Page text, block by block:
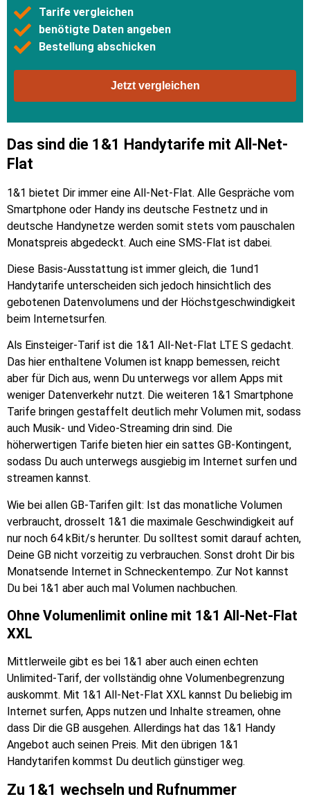
Tarife vergleichen
benötigte Daten angeben
Bestellung abschicken
Jetzt vergleichen
Das sind die 1&1 Handytarife mit All-Net-
Flat
1&1 bietet Dir immer eine All-Net-Flat. Alle Gespräche vom
Smartphone oder Handy ins deutsche Festnetz und in
deutsche Handynetze werden somit stets vom pauschalen
Monatspreis abgedeckt. Auch eine SMS-Flat ist dabei.
Diese Basis-Ausstattung ist immer gleich, die 1und1
Handytarife unterscheiden sich jedoch hinsichtlich des
gebotenen Datenvolumens und der Höchstgeschwindigkeit
beim Internetsurfen.
Als Einsteiger-Tarif ist die 1&1 All-Net-Flat LTE S gedacht.
Das hier enthaltene Volumen ist knapp bemessen, reicht
aber für Dich aus, wenn Du unterwegs vor allem Apps mit
weniger Datenverkehr nutzt. Die weiteren 1&1 Smartphone
Tarife bringen gestaffelt deutlich mehr Volumen mit, sodass
auch Musik- und Video-Streaming drin sind. Die
höherwertigen Tarife bieten hier ein sattes GB-Kontingent,
sodass Du auch unterwegs ausgiebig im Internet surfen und
streamen kannst.
Wie bei allen GB-Tarifen gilt: Ist das monatliche Volumen
verbraucht, drosselt 1&1 die maximale Geschwindigkeit auf
nur noch 64 kBit/s herunter. Du solltest somit darauf achten,
Deine GB nicht vorzeitig zu verbrauchen. Sonst droht Dir bis
Monatsende Internet in Schneckentempo. Zur Not kannst
Du bei 1&1 aber auch mal Volumen nachbuchen.
Ohne Volumenlimit online mit 1&1 All-Net-Flat
XXL
Mittlerweile gibt es bei 1&1 aber auch einen echten
Unlimited-Tarif, der vollständig ohne Volumenbegrenzung
auskommt. Mit 1&1 All-Net-Flat XXL kannst Du beliebig im
Internet surfen, Apps nutzen und Inhalte streamen, ohne
dass Dir die GB ausgehen. Allerdings hat das 1&1 Handy
Angebot auch seinen Preis. Mit den übrigen 1&1
Handytarifen kommst Du deutlich günstiger weg.
Zu 1&1 wechseln und Rufnummer